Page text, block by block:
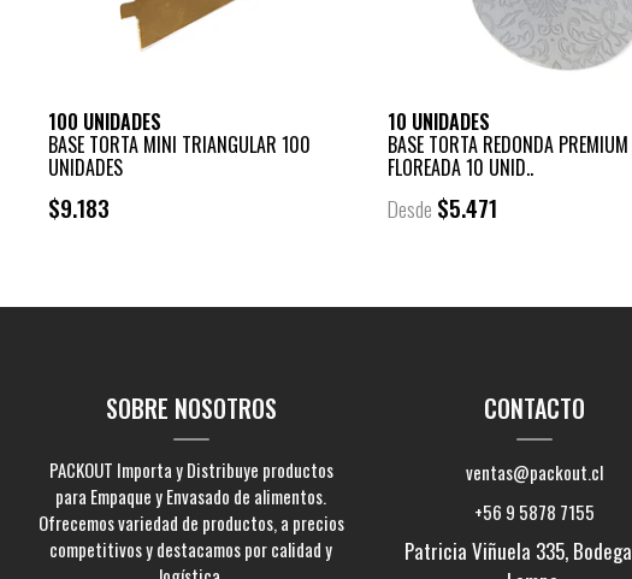
100 UNIDADES
BASE TORTA MINI TRIANGULAR 100
UNIDADES
$9.183
10 UNIDADES
BASE TORTA REDONDA PREMIUM
FLOREADA 10 UNID..
Desde $5.471
SOBRE NOSOTROS
PACKOUT Importa y Distribuye productos
para Empaque y Envasado de alimentos.
Ofrecemos variedad de productos, a precios
competitivos y destacamos por calidad y
CONTACTO
ventas@packout.cl
+56 9 5878 7155
Patricia Viñuela 335, Bodega